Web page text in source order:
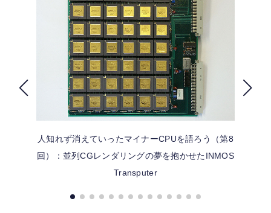
公式ストア
FOLLOW US
人知れず消えていったマイナーCPUを語ろう（第8
回）：並列CGレンダリングの夢を抱かせたINMOS
Transputer